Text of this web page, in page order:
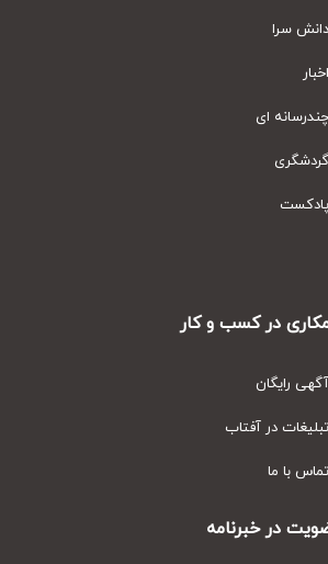
سرا
ای
در کسب و کار
رایگان
در آفتاب
با ما
در خبرنامه